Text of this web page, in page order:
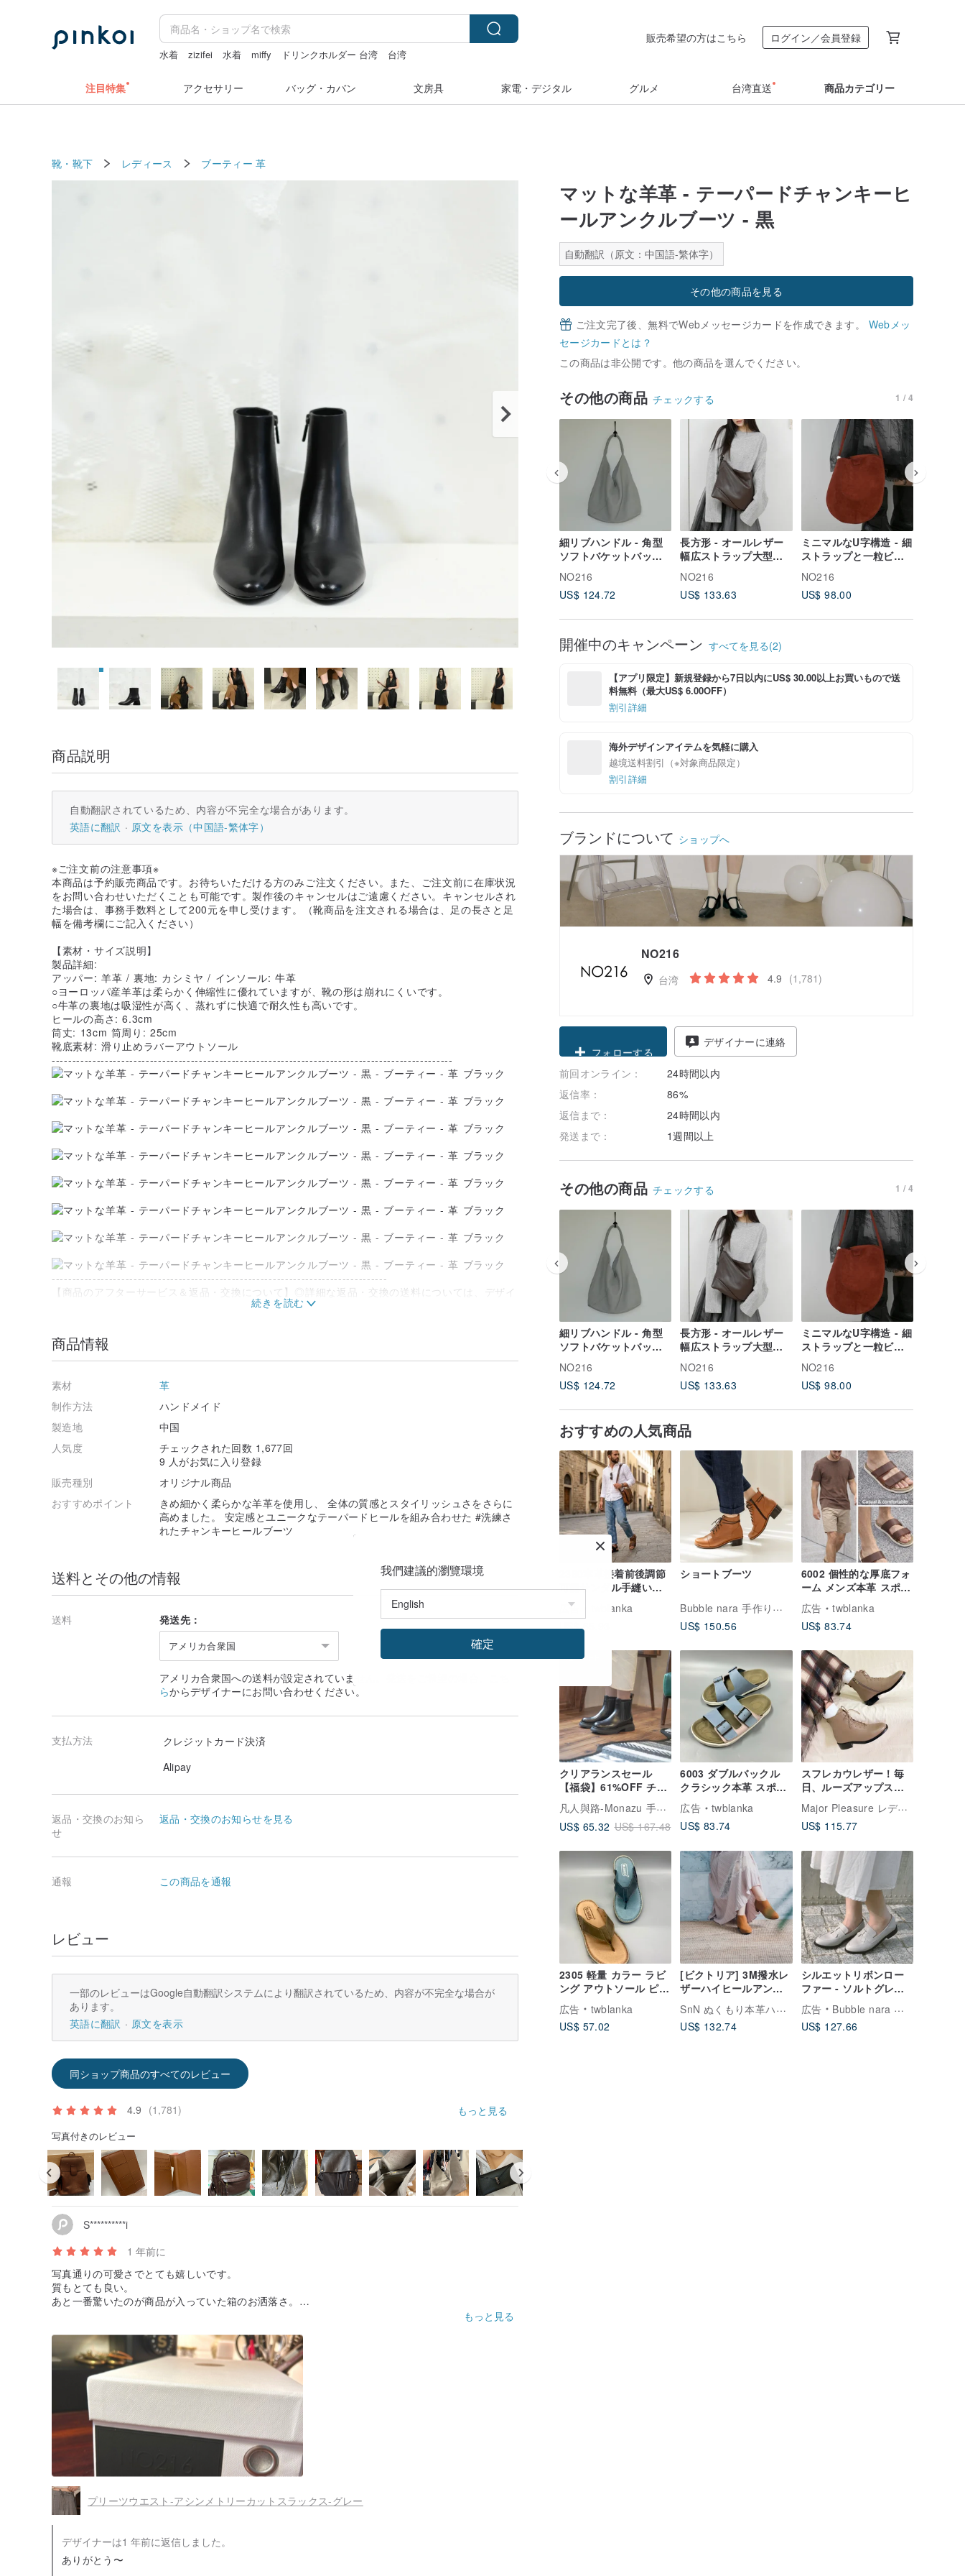
水着 zizifei 水着 miffy ドリンクホルダー 台湾
台湾
販売希望の方はこちら ログイン／会員登録
注目特集 アクセサリー バッグ・カバン 文房具 家電・デジタル グルメ 台湾直送 商品カテゴリー
靴・靴下 レディース ブーティー 革
マットな羊革 - テーパードチャンキーヒ
ールアンクルブーツ - 黒
自動翻訳（原文：中国語-繁体字）
その他の商品を見る
ご注文完了後、無料でWebメッセージカードを作成できます。 Webメッ
セージカードとは？
この商品は非公開です。他の商品を選んでください。
その他の商品 チェックする 1 / 4
細リブハンドル - 角型
ソフトバケットバッグ -
NO216
US$ 124.72
長方形 - オールレザー
幅広ストラップ大型バ
NO216
US$ 133.63
ミニマルなU字構造 - 細
ストラップと一粒ビー
NO216
US$ 98.00
開催中のキャンペーン すべてを見る(2)
【アプリ限定】新規登録から7日以内にUS$ 30.00以上お買いもので送
料無料（最大US$ 6.00OFF）
割引詳細
海外デザインアイテムを気軽に購入
越境送料割引（※対象商品限定）
割引詳細
ブランドについて ショップへ
NO216
台湾 4.9 (1,781)
フォローする
デザイナーに連絡
前回オンライン：
24時間以内
返信率：
86%
返信まで：
24時間以内
発送まで：
1週間以上
その他の商品 チェックする 1 / 4
細リブハンドル - 角型
ソフトバケットバッグ -
グレー
NO216
US$ 124.72
長方形 - オールレザー
幅広ストラップ大型バ
ッグ - コーヒー
NO216
US$ 133.63
ミニマルなU字構造 - 細
ストラップと一粒ビー
ズのミニバッグ - 赤
NO216
US$ 98.00
おすすめの人気商品
2360本革接着前後調節
可能サンダル手縫いメ
ンズサンダル
広告
twblanka
US$ 65.93
ショートブーツ
Bubble nara 手作りの靴
US$ 150.56
6002 個性的な厚底フォ
ーム メンズ本革 スポー
ツサンダル
広告
twblanka
US$ 83.74
61%OFF
クリアランスセール
【福袋】61%OFF チェ
ルシーブーツ_マットブ
ラック 特別価格
凡人與路-Monazu 手作り靴
US$ 65.32 US$ 167.48
6003 ダブルバックル
クラシック本革 スポー
ツサンダル 男女兼用 カ
ップルシューズ レディ
ースシューズ
広告
twblanka
US$ 83.74
スフレカウレザー！毎
日、ルーズアップスト
ラップブーツ、ブラウ
ンレザーブーツ-シャン
パンフォグティー
Major Pleasure レディースシューズ研究室
US$ 115.77
2305 軽量 カラー ラビ
ング アウトソール ピン
チ レザー スリッパ メ
ンズ ハンドメイド シュ
ーステッチ
広告
twblanka
US$ 57.02
[ビクトリア] 3M撥水レ
ザーハイヒールアンク
ルブラウン|手作りカス
タマイズ| MIT
SnN ぬくもり本革ハンドメイドシューズ
US$ 132.74
シルエットリボンロー
ファー - ソルトグレー
ホワイト
広告
Bubble nara 手作りの靴
US$ 127.66
商品説明
自動翻訳されているため、内容が不完全な場合があります。
英語に翻訳
原文を表示（中国語-繁体字）
※ご注文前の注意事項※
本商品は予約販売商品です。お待ちいただける方のみご注文ください。また、ご注文前に在庫状況
をお問い合わせいただくことも可能です。製作後のキャンセルはご遠慮ください。キャンセルされ
た場合は、事務手数料として200元を申し受けます。（靴商品を注文される場合は、足の長さと足
幅を備考欄にご記入ください）
【素材・サイズ説明】
製品詳細:
アッパー: 羊革 / 裏地: カシミヤ / インソール: 牛革
○ヨーロッパ産羊革は柔らかく伸縮性に優れていますが、靴の形は崩れにくいです。
○牛革の裏地は吸湿性が高く、蒸れずに快適で耐久性も高いです。
ヒールの高さ: 6.3cm
筒丈: 13cm 筒周り: 25cm
靴底素材: 滑り止めラバーアウトソール
--------------------------------------------------------------------------------------------------
----------------------------------------------------------------------------------
【商品のアフターサービス＆返品・交換について】◎詳細な返品・交換の送料については、デザイ
◎靴のサイズ間違いや欠陥による交換は、サイズ交換および新品への交換を承りますが、靴は3～5
靴を屋外で着用された場合、返品・交換はできません。室内での試着でサイズをご確認ください。
販売者が靴を受け取った際に靴底が摩耗していると判断した場合、返品・交換はできません。
その際は購入者にご連絡し、商品を返送いたします（返送にかかる送料は購入者負担となりま
す）。
◎靴は受注生産のカスタマイズサービスであるため、購入者が商品を受け取った後にデザインが気
に入らないという理由での返品や交換は、販売者は一切お受けできません。
商品情報
素材
革
制作方法
ハンドメイド
製造地
中国
人気度
チェックされた回数 1,677回
9 人がお気に入り登録
販売種別
オリジナル商品
おすすめポイント
きめ細かく柔らかな羊革を使用し、 全体の質感とスタイリッシュさをさらに
高めました。 安定感とユニークなテーパードヒールを組み合わせた #洗練さ
れたチャンキーヒールブーツ
送料とその他の情報
送料 発送先：
アメリカ合衆国
アメリカ合衆国への送料が設定されていません。発送をご希望の場合、
らからデザイナーにお問い合わせください。
支払方法
クレジットカード決済
Alipay
返品・交換のお知ら
せ
返品・交換のお知らせを見る
通報 この商品を通報
レビュー
一部のレビューはGoogle自動翻訳システムにより翻訳されているため、内容が不完全な場合が
あります。
英語に翻訳
原文を表示
同ショップ商品のすべてのレビュー
4.9 (1,781) もっと見る
写真付きのレビュー
S**********i
1 年前に
写真通りの可愛さでとても嬉しいです。
質もとても良い。
あと一番驚いたのが商品が入っていた箱のお洒落さ。
もっと見る
プリーツウエスト-アシンメトリーカットスラックス-グレー
デザイナーは1 年前に返信しました。
ありがとう〜
我們建議的瀏覽環境
確定